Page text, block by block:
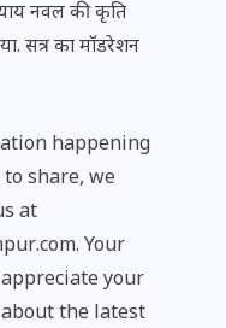
नवल की कृति
सत्र का मॉडरेशन
happening
share, we
at
Your
your
the latest